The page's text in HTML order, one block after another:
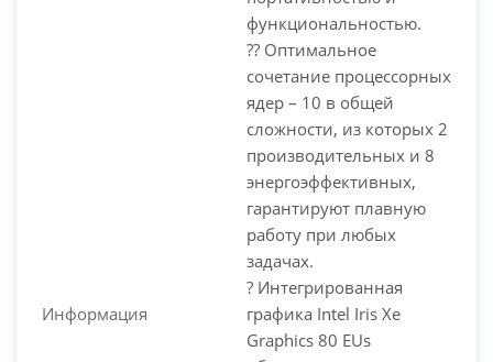
Информация
функциональностью.
?? Оптимальное
сочетание процессорных
ядер – 10 в общей
сложности, из которых 2
производительных и 8
энергоэффективных,
гарантируют плавную
работу при любых
задачах.
? Интегрированная
графика Intel Iris Xe
Graphics 80 EUs